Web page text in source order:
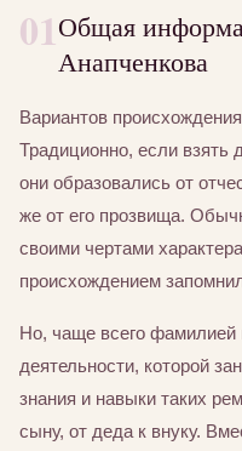
01Общая
Анапченкова
Вариантов
Традиционно, если взять
они образовались от
же от его прозвища.
своими чертами
происхождением
Но, чаще всего фамилией
деятельности, которой
знания и навыки таких
сыну, от деда к внуку.